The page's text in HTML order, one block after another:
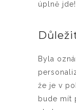
úplně jde!
Byla
že je v
bude mít